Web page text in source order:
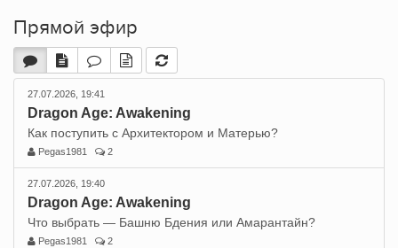
Прямой эфир
27.07.2026, 19:41
Dragon Age: Awakening
Как поступить с Архитектором и Матерью?
Pegas1981 2
27.07.2026, 19:40
Dragon Age: Awakening
Что выбрать — Башню Бдения или Амарантайн?
Pegas1981 2